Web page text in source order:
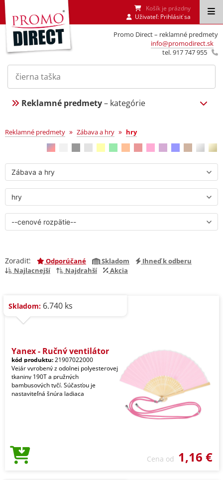
Promo Direct – reklamné predmety
info@promodirect.sk
tel. 917 747 955
Košík je prázdny
Uživateľ: Prihlásiť sa
Reklamné predmety– kategórie
Zábava a hry
Reklamné predmety » Zábava a hry » hry
Zoradiť: Odporúčané Skladom
Ihneď k odberu
Najlacnejší
Najdrahší Akcia
Skladom: 6.740 ks
Yanex - Ručný ventilátor
kód produktu:21907022000
Vejár vyrobený z odolnej polyesterovej
tkaniny 190T a pružných
bambusových tyčí. Súčasťou je
nastaviteľná šnúra ladiaca
Cena od 1,16 €